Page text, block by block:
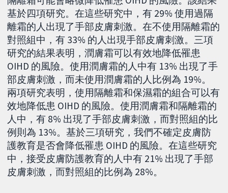
基於四項研究。在這些研究中，有 29% 使用過隔
離霜的人出現了手部皮膚刺激。在不使用隔離霜的
對照組中，有 33% 的人出現手部皮膚刺激。三項
研究的結果表明，潤膚霜可以有效地降低罹患
OIHD 的風險。使用潤膚霜的人中有 13% 出現了手
部皮膚刺激，而未使用潤膚霜的人比例為 19%。
兩項研究表明，使用隔離霜和保濕霜的組合可以有
效地降低患 OIHD 的風險。使用潤膚霜和隔離霜的
人中，有 8% 出現了手部皮膚刺激，而對照組的比
例則為 13%。基於三項研究，我們不確定皮膚防
護教育是否會降低罹患 OIHD 的風險。在這些研究
中，接受皮膚防護教育的人中有 21% 出現了手部
皮膚刺激，而對照組的比例為 28%。